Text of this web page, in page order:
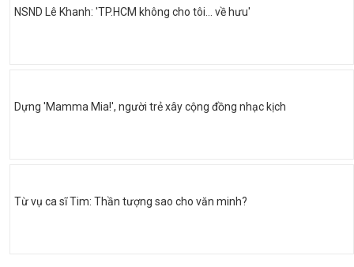
NSND Lê Khanh: 'TP.HCM không cho tôi… về hưu'
Dựng 'Mamma Mia!', người trẻ xây cộng đồng nhạc kịch
Từ vụ ca sĩ Tim: Thần tượng sao cho văn minh?